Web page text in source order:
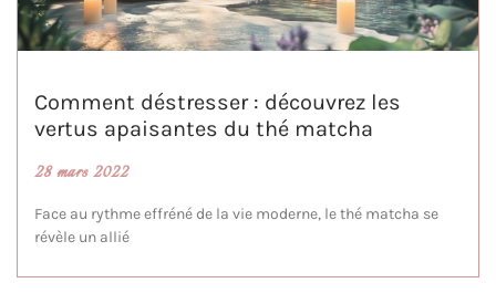
Comment déstresser : découvrez les
vertus apaisantes du thé matcha
28 mars 2022
Face au rythme effréné de la vie moderne, le thé matcha se
révèle un allié